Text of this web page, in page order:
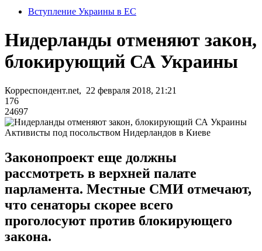
Вступление Украины в ЕС
Нидерланды отменяют закон,
блокирующий СА Украины
Корреспондент.net, 22 февраля 2018, 21:21
176
24697
Активисты под посольством Нидерландов в Киеве
Законопроект еще должны
рассмотреть в верхней палате
парламента. Местные СМИ отмечают,
что сенаторы скорее всего
проголосуют против блокирующего
закона.